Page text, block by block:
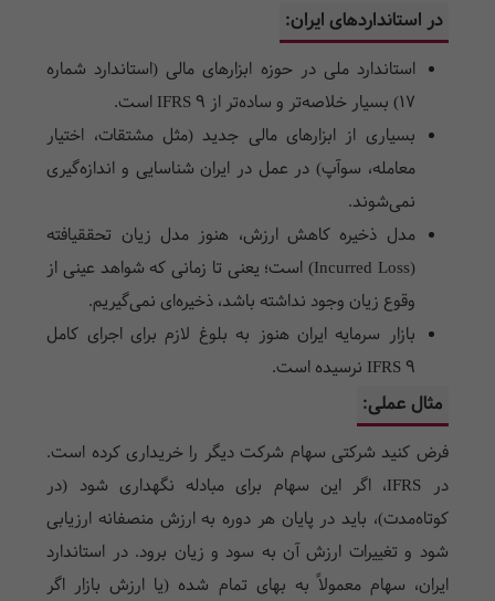
در استانداردهای ایران:
استاندارد ملی در حوزه ابزارهای مالی (استاندارد شماره
۱۷) بسیار خلاصه‌تر و ساده‌تر از IFRS 9 است.
بسیاری از ابزارهای مالی جدید (مثل مشتقات، اختیار
معامله، سوآپ) در عمل در ایران شناسایی و اندازه‌گیری
نمی‌شوند.
مدل ذخیره کاهش ارزش، هنوز مدل زیان تحققیافته
(Incurred Loss) است؛ یعنی تا زمانی که شواهد عینی از
وقوع زیان وجود نداشته باشد، ذخیره‌ای نمی‌گیریم.
بازار سرمایه ایران هنوز به بلوغ لازم برای اجرای کامل
IFRS 9 نرسیده است.
مثال عملی:
فرض کنید شرکتی سهام شرکت دیگر را خریداری کرده است.
در IFRS، اگر این سهام برای مبادله نگهداری شود (در
کوتاه‌مدت)، باید در پایان هر دوره به ارزش منصفانه ارزیابی
شود و تغییرات ارزش آن به سود و زیان برود. در استاندارد
ایران، سهام معمولاً به بهای تمام شده (یا ارزش بازار اگر